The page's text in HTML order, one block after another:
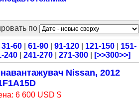
по
31-60 61-90 91-120 121-150
151-
240 241-270 271-300 [>>300>>]
Nissan, 2012
6 600 USD $